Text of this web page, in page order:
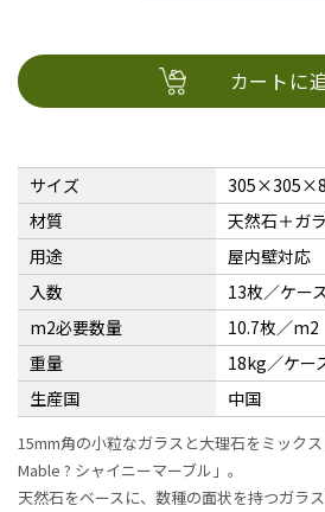
カートに
サイズ
材質
天然石＋ガ
用途
屋内壁対応
入数
13枚／ケー
m2必要数量
10.7枚／m2
重量
18kg／ケー
生産国
中国
15mm角の小粒なガラスと大理石をミック
Mable ? シャイニーマーブル」。
天然石をベースに、数種の面状を持つガラ